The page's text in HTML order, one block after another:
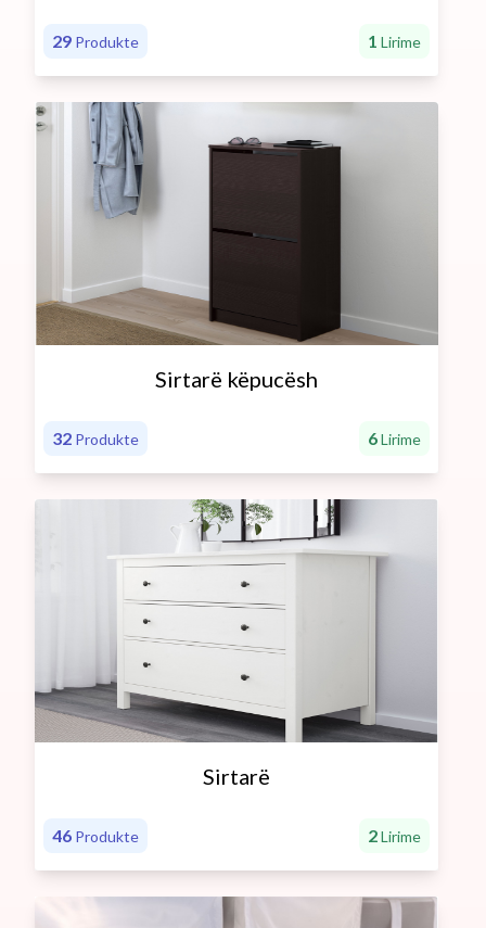
29 Produkte 1 Lirime
Sirtarë këpucësh
32 Produkte 6Lirime
Sirtarë
46 Produkte 2Lirime